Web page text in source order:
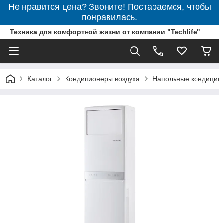
Не нравится цена? Звоните! Постараемся, чтобы
понравилась.
Техника для комфортной жизни от компании "Techlife"
Каталог Кондиционеры воздуха Напольные